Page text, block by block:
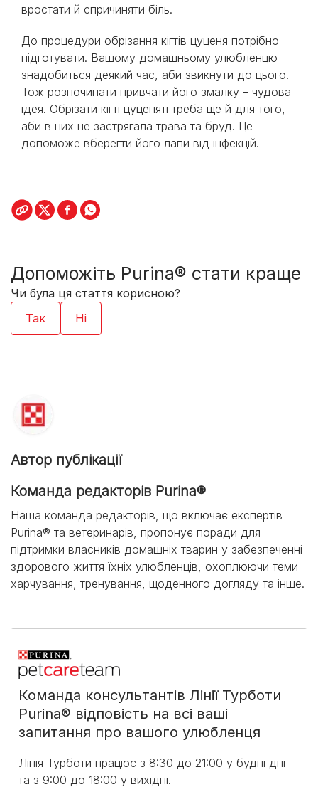
вростати й спричиняти біль.
До процедури обрізання кігтів цуценя потрібно
підготувати. Вашому домашньому улюбленцю
знадобиться деякий час, аби звикнути до цього.
Тож розпочинати привчати його змалку – чудова
ідея. Обрізати кігті цуценяті треба ще й для того,
аби в них не застрягала трава та бруд. Це
допоможе вберегти його лапи від інфекцій.
Допоможіть Purina® стати краще
Чи була ця стаття корисною?
Автор публікації
Команда редакторів Purina®
Наша команда редакторів, що включає експертів
Purina® та ветеринарів, пропонує поради для
підтримки власників домашніх тварин у забезпеченні
здорового життя їхніх улюбленців, охоплюючи теми
харчування, тренування, щоденного догляду та інше.
Команда консультантів Лінії Турботи
Purina® відповість на всі ваші
запитання про вашого улюбленця
Лінія Турботи працює з 8:30 до 21:00 у будні дні
та з 9:00 до 18:00 у вихідні.​